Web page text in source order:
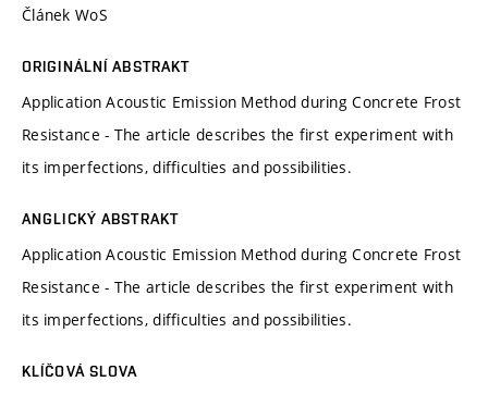
Článek WoS
ORIGINÁLNÍ ABSTRAKT
Application Acoustic Emission Method during Concrete Frost
Resistance - The article describes the first experiment with
its imperfections, difficulties and possibilities.
ANGLICKÝ ABSTRAKT
Application Acoustic Emission Method during Concrete Frost
Resistance - The article describes the first experiment with
its imperfections, difficulties and possibilities.
KLÍČOVÁ SLOVA